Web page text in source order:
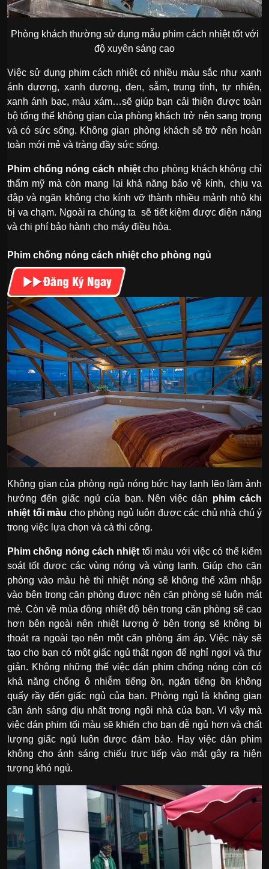
Phòng khách thường sử dụng mẫu phim cách nhiệt tốt với
độ xuyên sáng cao
Việc sử dụng phim cách nhiệt có nhiều màu sắc như xanh
ánh dương, xanh dương, đen, sẫm, trung tính, tự nhiên,
xanh ánh bạc, màu xám…sẽ giúp bạn cải thiện được toàn
bộ tổng thể không gian của phòng khách trở nên sang trọng
và có sức sống. Không gian phòng khách sẽ trở nên hoàn
toàn mới mẻ và tràng đầy sức sống.
Phim chống nóng cách nhiệtcho phòng khách không chỉ
thẩm mỹ mà còn mang lại khả năng bảo vệ kính, chịu va
đập và ngăn không cho kính vỡ thành nhiều mảnh nhỏ khi
bị va chạm. Ngoài ra chúng ta sẽ tiết kiệm được điện năng
và chi phí bảo hành cho máy điều hòa.
Phim chống nóng cách nhiệt cho phòng ngủ
Không gian của phòng ngủ nóng bức hay lạnh lẽo làm ảnh
hưởng đến giấc ngủ của bạn. Nên việc dán phim cách
nhiệt tối màu cho phòng ngủ luôn được các chủ nhà chú ý
trong việc lựa chọn và cả thi công.
Phim chống nóng cách nhiệt tối màu với việc có thể kiểm
soát tốt được các vùng nóng và vùng lạnh. Giúp cho căn
phòng vào màu hè thì nhiệt nóng sẽ không thể xâm nhập
vào bên trong căn phòng được nên căn phòng sẽ luôn mát
mẻ. Còn về mùa đông nhiệt độ bên trong căn phòng sẽ cao
hơn bên ngoài nên nhiệt lượng ở bên trong sẽ không bị
thoát ra ngoài tạo nên một căn phòng ấm áp. Việc này sẽ
tạo cho bạn có một giấc ngủ thật ngon để nghỉ ngơi và thư
giản. Không những thế việc dán phim chống nóng còn có
khả năng chống ô nhiễm tiếng ồn, ngăn tiếng ồn không
quấy rầy đến giấc ngủ của bạn. Phòng ngủ là không gian
cần ánh sáng dịu nhất trong ngôi nhà của bạn. Vì vậy mà
việc dán phim tối màu sẽ khiến cho bạn dễ ngủ hơn và chất
lượng giấc ngủ luôn được đảm bảo. Hay việc dán phim
không cho ánh sáng chiếu trực tiếp vào mắt gây ra hiện
tượng khó ngủ.